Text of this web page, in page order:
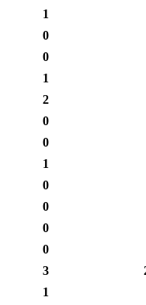
1
0
0
1
2
0
0
1
0
0
0
0
3
1